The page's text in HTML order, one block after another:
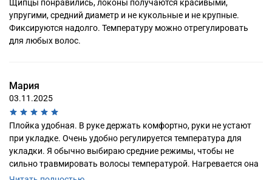
Щипцы понравились, локоны получаются красивыми,
упругими, средний диаметр и не кукольные и не крупные.
Фиксируются надолго. Температуру можно отрегулировать
для любых волос.
Мария
03.11.2025
Плойка удобная. В руке держать комфортно, руки не устают
при укладке. Очень удобно регулируется температура для
укладки. Я обычно выбираю средние режимы, чтобы не
сильно травмировать волосы температурой. Нагревается она